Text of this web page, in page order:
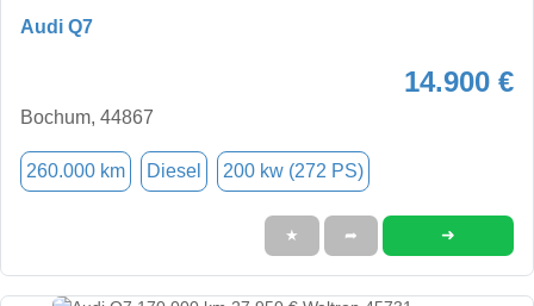
Audi Q7
14.900 €
Bochum, 44867
260.000 km Diesel 200 kw (272 PS)
★ ➦ ➜